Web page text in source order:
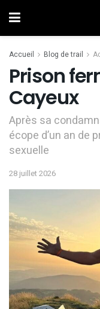
Accueil Blog de trail
Prison
Cayeux
Après sa
écope d’un an de
sexuelle
28 juillet 2026